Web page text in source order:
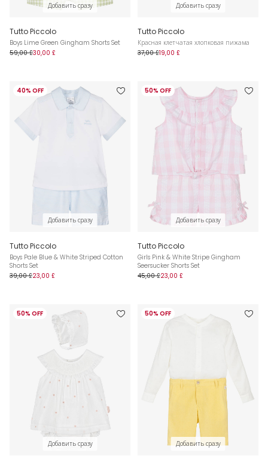
Добавить сразу
Tutto Piccolo
Boys Lime Green Gingham Shorts Set
59,00 £30,00 £
Добавить сразу
Tutto Piccolo
Красная клетчатая хлопковая пижама
37,00 £19,00 £
40% OFF
Добавить сразу
Tutto Piccolo
Boys Pale Blue & White Striped Cotton
Shorts Set
39,00 £23,00 £
50% OFF
Добавить сразу
Tutto Piccolo
Girls Pink & White Stripe Gingham
Seersucker Shorts Set
45,00 £23,00 £
50% OFF
Добавить сразу
50% OFF
Добавить сразу